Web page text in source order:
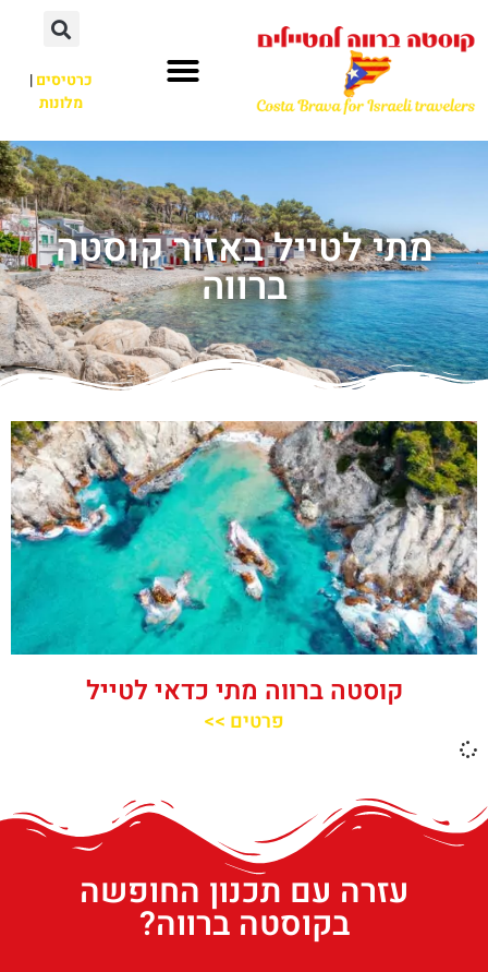
כרטיסים|
מלונות
מתי לטייל באזור קוסטה
ברווה
קוסטה ברווה מתי כדאי לטייל
פרטים >>
עזרה עם תכנון החופשה
בקוסטה ברווה?